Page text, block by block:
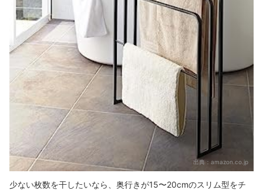
出典： amazon.co.jp
少ない枚数を干したいなら、奥行きが15〜20cmのスリム型をチ